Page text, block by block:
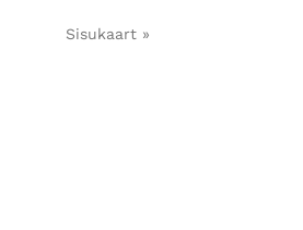
Sisukaart »